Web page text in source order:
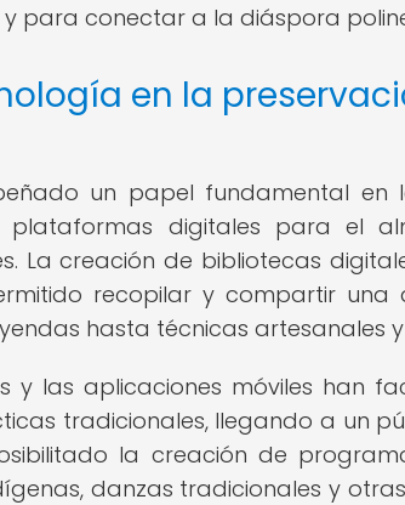
para conectar a la diáspora
en la
un papel fundamental en
plataformas digitales para el
La creación de bibliotecas
recopilar y compartir una
hasta técnicas artesanales
y las aplicaciones móviles han
tradicionales, llegando a un
la creación de
danzas tradicionales y